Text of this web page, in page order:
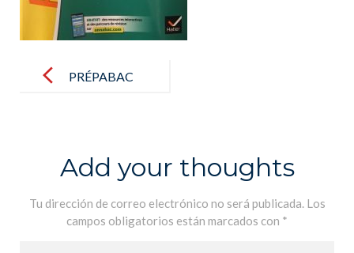
navigationPRÉPABAC
Add your thoughts
Tu dirección de correo electrónico no será publicada. Los
campos obligatorios están marcados con *